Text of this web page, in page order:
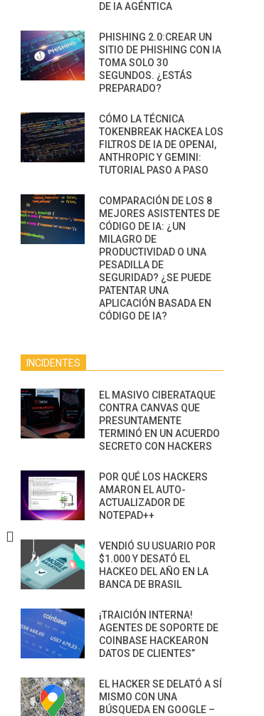
CÓMO LOS HACKERS
INTERCEPTAN OTPS Y
LLAMADAS MÓVILES SIN
‘HACKEAR’ — EL INCREÍBLE
13 TÉCNICAS
RIDÍCULAMENTE
PARA HACKEAR Y
NAVEGADORES DE IA
DE IA AGÉNTICA
PHISHING 2.0:CREAR UN
SITIO DE PHISHING CON IA
TOMA SOLO 30
SEGUNDOS. ¿ESTÁS
PREPARADO?
CÓMO LA TÉCNICA
TOKENBREAK HACKEA LOS
FILTROS DE IA DE OPENAI,
ANTHROPIC Y GEMINI:
TUTORIAL PASO A PASO
COMPARACIÓN DE LOS 8
MEJORES ASISTENTES DE
CÓDIGO DE IA: ¿UN
MILAGRO DE
PRODUCTIVIDAD O UNA
PESADILLA DE
SEGURIDAD? ¿SE PUEDE
PATENTAR UNA
APLICACIÓN BASADA EN
CÓDIGO DE IA?
INCIDENTES
EL MASIVO CIBERATAQUE
CONTRA CANVAS QUE
PRESUNTAMENTE
TERMINÓ EN UN ACUERDO
SECRETO CON HACKERS
POR QUÉ LOS HACKERS
AMARON EL AUTO-
ACTUALIZADOR DE
NOTEPAD++
VENDIÓ SU USUARIO POR
$1.000 Y DESATÓ EL
HACKEO DEL AÑO EN LA
BANCA DE BRASIL
¡TRAICIÓN INTERNA!
AGENTES DE SOPORTE DE
COINBASE HACKEARON
DATOS DE CLIENTES”
EL HACKER SE DELATÓ A SÍ
MISMO CON UNA
BÚSQUEDA EN GOOGLE –